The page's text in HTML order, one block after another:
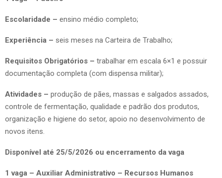
Escolaridade – ensino médio completo;
Experiência – seis meses na Carteira de Trabalho;
Requisitos Obrigatórios – trabalhar em escala 6×1 e possuir
documentação completa (com dispensa militar);
Atividades – produção de pães, massas e salgados assados,
controle de fermentação, qualidade e padrão dos produtos,
organização e higiene do setor, apoio no desenvolvimento de
novos itens.
Disponível até 25/5/2026 ou encerramento da vaga
1 vaga – Auxiliar Administrativo – Recursos Humanos